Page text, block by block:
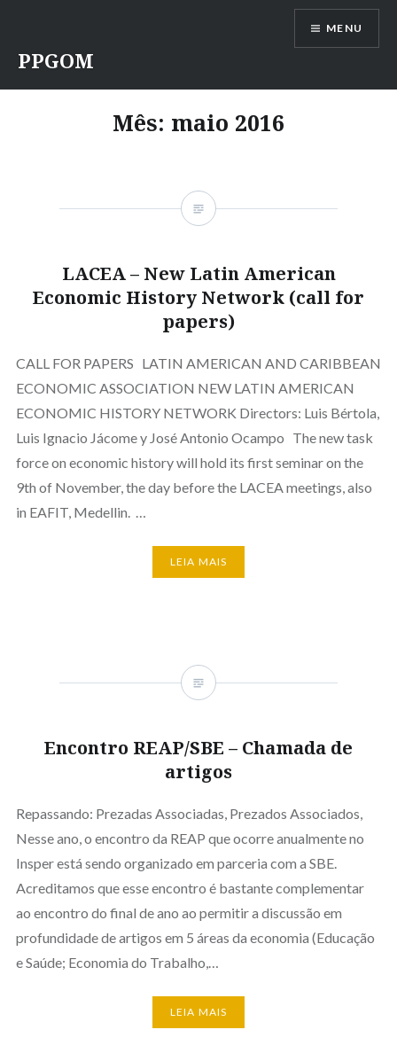
conteúdo
PPGOM
MENU
Mês: maio 2016
LACEA – New Latin American
Economic History Network (call for
papers)
CALL FOR PAPERS LATIN AMERICAN AND CARIBBEAN
ECONOMIC ASSOCIATION NEW LATIN AMERICAN
ECONOMIC HISTORY NETWORK Directors: Luis Bértola,
Luis Ignacio Jácome y José Antonio Ocampo The new task
force on economic history will hold its first seminar on the
9th of November, the day before the LACEA meetings, also
in EAFIT, Medellin. …
LEIA MAIS
Encontro REAP/SBE – Chamada de
artigos
Repassando: Prezadas Associadas, Prezados Associados,
Nesse ano, o encontro da REAP que ocorre anualmente no
Insper está sendo organizado em parceria com a SBE.
Acreditamos que esse encontro é bastante complementar
ao encontro do final de ano ao permitir a discussão em
profundidade de artigos em 5 áreas da economia (Educação
e Saúde; Economia do Trabalho,…
LEIA MAIS